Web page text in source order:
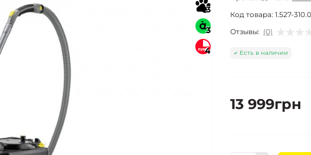
3
3
4
Код товара: 1.527-310.0
Отзывы: (0)
Есть в наличии
13 999грн